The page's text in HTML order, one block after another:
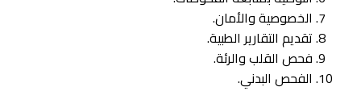
الخصوصية والأمان.
تقديم التقارير الطبية.
فحص القلب والرئة.
الفحص البدني.